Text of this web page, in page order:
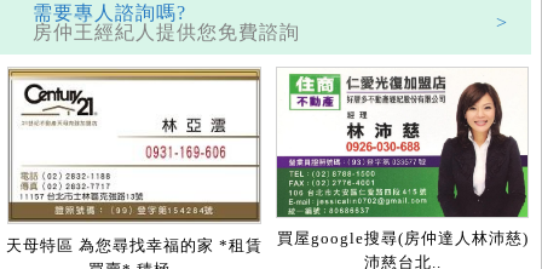
需要專人諮詢嗎?
房仲王經紀人提供您免費諮詢
>
天母特區 為您尋找幸福的家 *租賃
買屋google搜尋(房仲達人林沛慈)
沛慈台北..